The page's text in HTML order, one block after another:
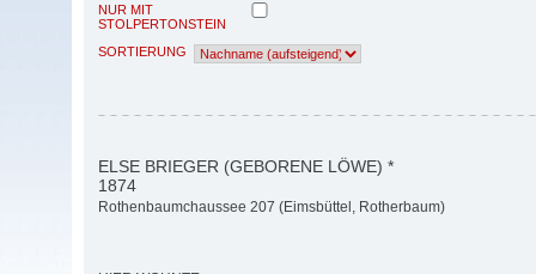
NUR MIT
STOLPERTONSTEIN
SORTIERUNG
ELSE BRIEGER (GEBORENE LÖWE) *
1874
Rothenbaumchaussee 207 (Eimsbüttel, Rotherbaum)